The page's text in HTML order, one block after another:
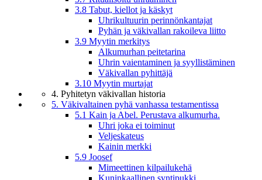
3.8 Tabut, kiellot ja käskyt
Uhrikultuurin perinnönkantajat
Pyhän ja väkivallan rakoileva liitto
3.9 Myytin merkitys
Alkumurhan peitetarina
Uhrin vaientaminen ja syyllistäminen
Väkivallan pyhittäjä
3.10 Myytin murtajat
4. Pyhitetyn väkivallan historia
5. Väkivaltainen pyhä vanhassa testamentissa
5.1 Kain ja Abel. Perustava alkumurha.
Uhri joka ei toiminut
Veljeskateus
Kainin merkki
5.9 Joosef
Mimeettinen kilpailukehä
Kuninkaallinen syntipukki